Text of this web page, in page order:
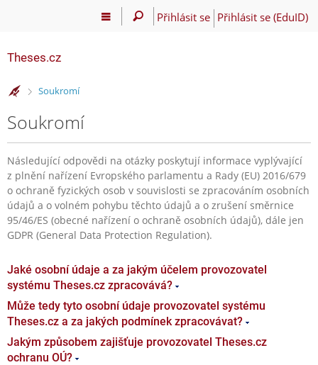
Přihlásit se Přihlásit se (EduID)
Theses.cz
>
Soukromí
Soukromí
Následující odpovědi na otázky poskytují informace vyplývající
z plnění nařízení Evropského parlamentu a Rady (EU) 2016/679
o ochraně fyzických osob v souvislosti se zpracováním osobních
údajů a o volném pohybu těchto údajů a o zrušení směrnice
95/46/ES (obecné nařízení o ochraně osobních údajů), dále jen
GDPR (General Data Protection Regulation).
Jaké osobní údaje a za jakým účelem provozovatel
systému Theses.cz zpracovává?
Může tedy tyto osobní údaje provozovatel systému
Theses.cz a za jakých podmínek zpracovávat?
Jakým způsobem zajišťuje provozovatel Theses.cz
ochranu OÚ?